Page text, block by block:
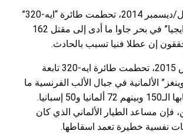
في 28 كانون الأول/ديسمبر 2014، تحطمت طائرة “ايه-320”
تابعة لشركة “اير ايجيا” في بحر جاوا ما أدى إلى مقتل 162
إن عطلا فنيا تسبب بالحادث.
في 24 آذار/مارس 2015، تحطمت طائرة ايه-320 تابعة
الألمانية في جبال الألب الفرنسية ما
أدى الى مقتل ركابها الـ150 وبينهم 72 ألمانيا و50 إسبانيا.
فإن مساعد الطيار الألماني الذي كان
نفسية خطيرة تعمد اسقاطها.